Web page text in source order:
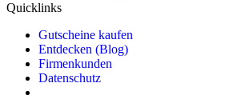
Quicklinks
Gutscheine kaufen
Entdecken (Blog)
Firmenkunden
Datenschutz